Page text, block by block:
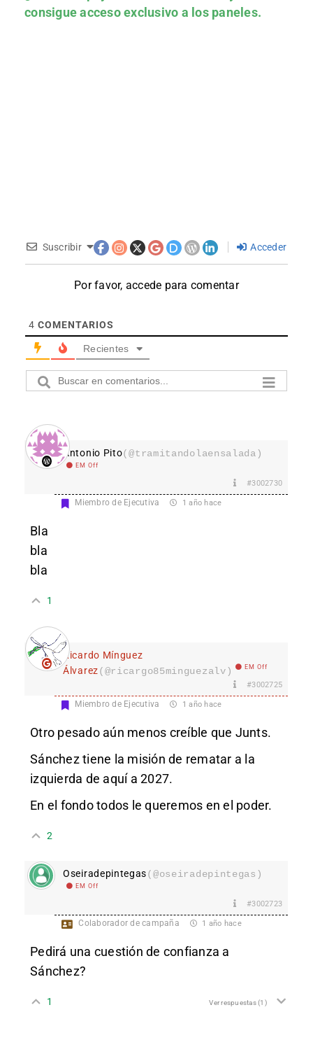
consigue acceso exclusivo a los paneles.
Suscribir Acceder
Por favor, accede para comentar
4 COMENTARIOS
Recientes
Antonio Pito(@tramitandolaensalada)
EM Off
#3002730
Miembro de Ejecutiva 1 año hace
Bla
bla
bla
1
Ricardo Mínguez
Álvarez(@ricargo85minguezalv) EM Off
#3002725
Miembro de Ejecutiva 1 año hace
Otro pesado aún menos creíble que Junts.
Sánchez tiene la misión de rematar a la
izquierda de aquí a 2027.
En el fondo todos le queremos en el poder.
2
Oseiradepintegas(@oseiradepintegas)
EM Off
#3002723
Colaborador de campaña 1 año hace
Pedirá una cuestión de confianza a
Sánchez?
1 Ver respuestas(1)